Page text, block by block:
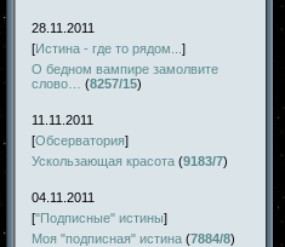
28.11.2011
[Истина - где то рядом... ]
О бедном вампире замолвите
слово…
(8257/15)
11.11.2011
[Обсерватория]
Ускользающая красота (9183/7)
04.11.2011
["Подписные" истины]
Моя "подписная" истина (7884/8)